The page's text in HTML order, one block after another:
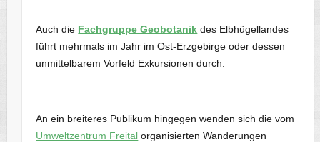
Auch die Fachgruppe Geobotanik des Elbhügellandes
führt mehrmals im Jahr im Ost-Erzgebirge oder dessen
unmittelbarem Vorfeld Exkursionen durch.
An ein breiteres Publikum hingegen wenden sich die vom
Umweltzentrum Freital organisierten Wanderungen